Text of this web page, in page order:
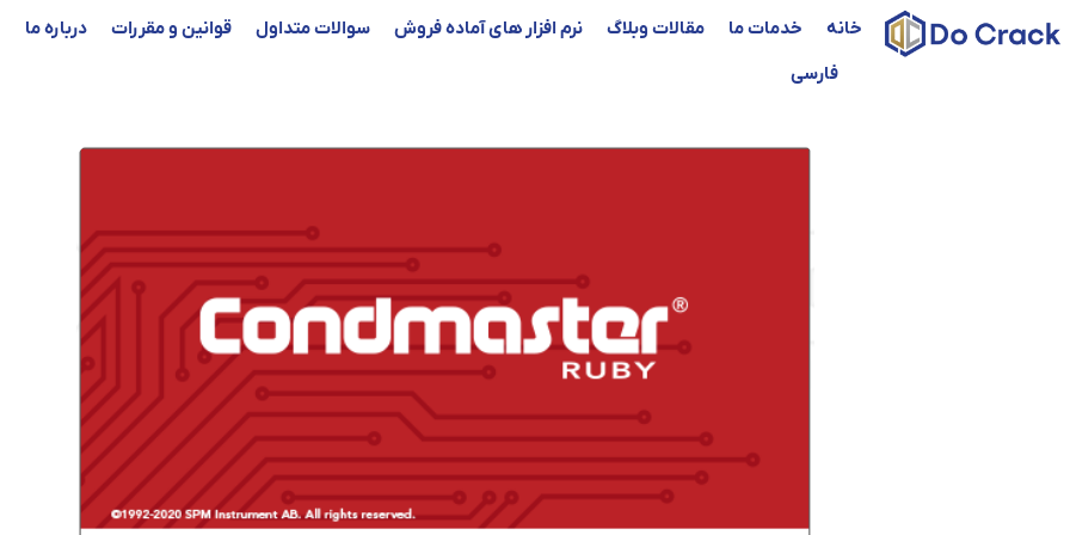
خانه خدمات ما مقالات وبلاگ نرم افزار های آماده فروش سوالات متداول قوانین و مقررات
درباره ما
فارسی